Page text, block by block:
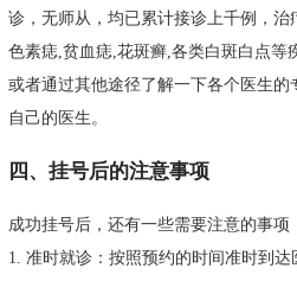
诊，无师从，均已累计接诊上千例，
色素痣,贫血痣,花斑癣,各类白斑白点等
或者通过其他途径了解一下各个医生
自己的医生。
四、挂号后的注意事项
成功挂号后，还有一些需要注意的事项
1. 准时就诊：按照预约的时间准时到达